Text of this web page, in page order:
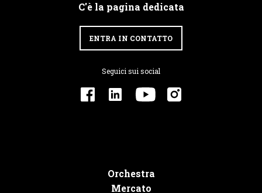
C'è la pagina dedicata
ENTRA IN CONTATTO
Seguici sui social
Orchestra
Mercato